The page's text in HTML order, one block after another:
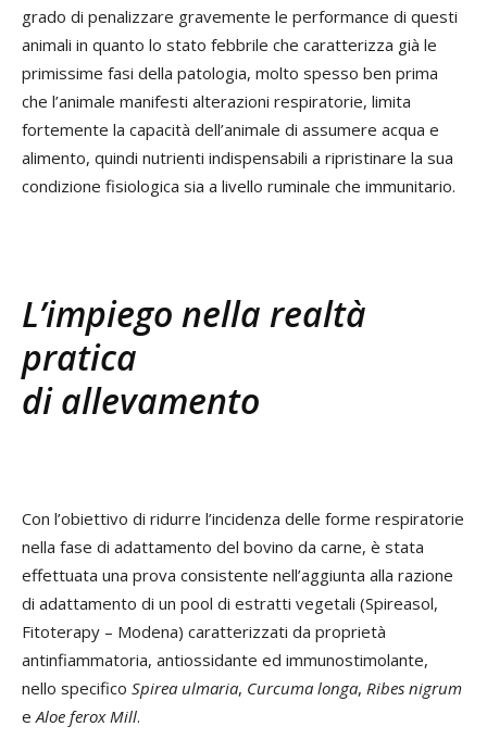
grado di penalizzare gravemente le performance di questi
animali in quanto lo stato febbrile che caratterizza già le
primissime fasi della patologia, molto spesso ben prima
che l’animale manifesti alterazioni respiratorie, limita
fortemente la capacità dell’animale di assumere acqua e
alimento, quindi nutrienti indispensabili a ripristinare la sua
condizione fisiologica sia a livello ruminale che immunitario.
L’impiego nella realtà
pratica
di allevamento
Con l’obiettivo di ridurre l’incidenza delle forme respiratorie
nella fase di adattamento del bovino da carne, è stata
effettuata una prova consistente nell’aggiunta alla razione
di adattamento di un pool di estratti vegetali (Spireasol,
Fitoterapy – Modena) caratterizzati da proprietà
antinfiammatoria, antiossidante ed immunostimolante,
nello specifico Spirea ulmaria, Curcuma longa, Ribes nigrum
e Aloe ferox Mill.